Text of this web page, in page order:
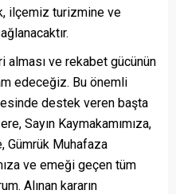
ilçemiz turizmine ve
alması ve rekabet gücünün
edeceğiz. Bu önemli
destek veren başta
Sayın Kaymakamımıza,
Gümrük Muhafaza
ve emeği geçen tüm
Alınan kararın